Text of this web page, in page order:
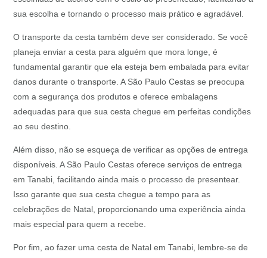
sua escolha e tornando o processo mais prático e agradável.
O transporte da cesta também deve ser considerado. Se você
planeja enviar a cesta para alguém que mora longe, é
fundamental garantir que ela esteja bem embalada para evitar
danos durante o transporte. A São Paulo Cestas se preocupa
com a segurança dos produtos e oferece embalagens
adequadas para que sua cesta chegue em perfeitas condições
ao seu destino.
Além disso, não se esqueça de verificar as opções de entrega
disponíveis. A São Paulo Cestas oferece serviços de entrega
em Tanabi, facilitando ainda mais o processo de presentear.
Isso garante que sua cesta chegue a tempo para as
celebrações de Natal, proporcionando uma experiência ainda
mais especial para quem a recebe.
Por fim, ao fazer uma cesta de Natal em Tanabi, lembre-se de